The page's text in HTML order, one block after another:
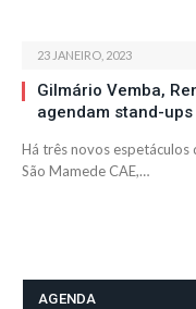
23 JANEIRO, 2023
Gilmário Vemba,
agendam stand-ups
Há três novos
São Mamede CAE,…
AGENDA